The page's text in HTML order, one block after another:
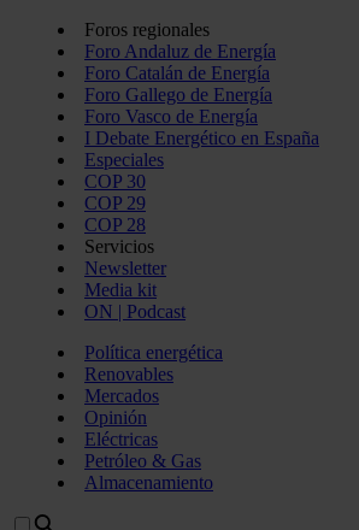
Foros regionales
Foro Andaluz de Energía
Foro Catalán de Energía
Foro Gallego de Energía
Foro Vasco de Energía
I Debate Energético en España
Especiales
COP 30
COP 29
COP 28
Servicios
Newsletter
Media kit
ON | Podcast
Política energética
Renovables
Mercados
Opinión
Eléctricas
Petróleo & Gas
Almacenamiento